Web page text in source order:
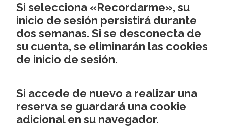
Si selecciona «Recordarme», su
inicio de sesión persistirá durante
dos semanas. Si se desconecta de
su cuenta, se eliminarán las cookies
de inicio de sesión.
Si accede de nuevo a realizar una
reserva se guardará una cookie
adicional en su navegador.